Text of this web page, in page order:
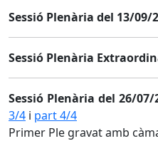
Sessió Plenària del 13/09/
Sessió Plenària
Sessió Plenària del 26/07/
3/4 i part 4/4
Primer Ple gravat amb